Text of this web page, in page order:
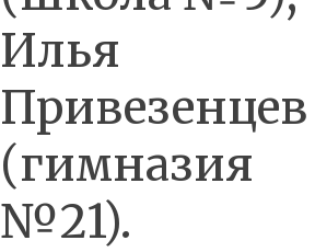
Илья
Привезенцев
(гимназия
№21).